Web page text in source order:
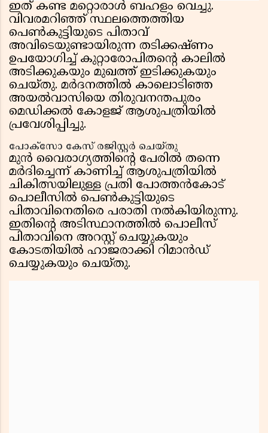
ഇത് കണ്ട മറ്റൊരാൾ ബഹളം വെച്ചു.
വിവരമറിഞ്ഞ് സ്ഥലത്തെത്തിയ
പെൺകുട്ടിയുടെ പിതാവ്
അവിടെയുണ്ടായിരുന്ന തടിക്കഷ്ണം
ഉപയോഗിച്ച് കുറ്റാരോപിതന്റെ കാലിൽ
അടിക്കുകയും മുഖത്ത് ഇടിക്കുകയും
ചെയ്തു. മർദനത്തിൽ കാലൊടിഞ്ഞ
അയൽവാസിയെ തിരുവനന്തപുരം
മെഡിക്കൽ കോളജ് ആശുപത്രിയിൽ
പ്രവേശിപ്പിച്ചു.
പോക്സോ കേസ് രജിസ്റ്റർ ചെയ്തു
മുൻ വൈരാഗ്യത്തിന്റെ പേരിൽ തന്നെ
മർദിച്ചെന്ന് കാണിച്ച് ആശുപത്രിയിൽ
ചികിത്സയിലുള്ള പ്രതി പോത്തൻകോട്
പൊലീസിൽ പെൺകുട്ടിയുടെ
പിതാവിനെതിരെ പരാതി നൽകിയിരുന്നു.
ഇതിന്റെ അടിസ്ഥാനത്തിൽ പൊലീസ്
പിതാവിനെ അറസ്റ്റ് ചെയ്യുകയും
കോടതിയിൽ ഹാജരാക്കി റിമാൻഡ്
ചെയ്യുകയും ചെയ്തു.